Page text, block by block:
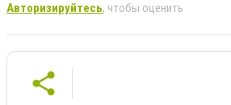
Авторизируйтесь, чтобы оценить